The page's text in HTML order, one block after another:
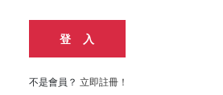
登 入
不是會員？ 立即註冊！